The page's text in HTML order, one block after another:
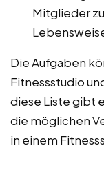
Mitglieder
Die Aufgaben
Fitnessstudio
diese Liste gibt
die möglichen
in einem